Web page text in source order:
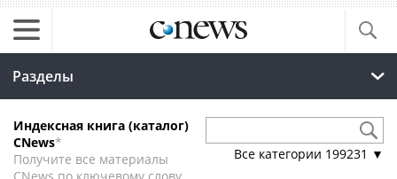
Разделы
Индексная книга (каталог)
CNews*
Получите все материалы
Все категории 199231 ▼